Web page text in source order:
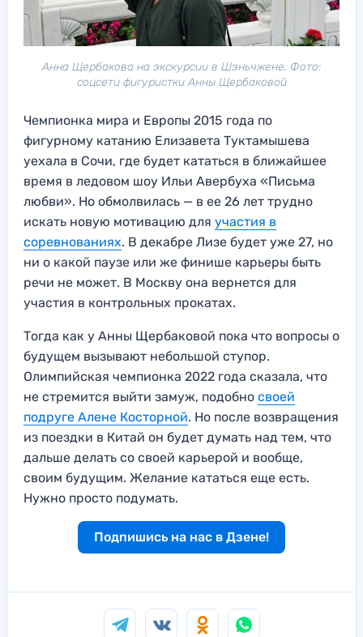
Анна Щербакова на экскурсии в Шэньчжене. Фото:
соцсети фигуристки Анны Щербаковой
Чемпионка мира и Европы 2015 года по
фигурному катанию Елизавета Туктамышева
уехала в Сочи, где будет кататься в ближайшее
время в ледовом шоу Ильи Авербуха «Письма
любви». Но обмолвилась — в ее 26 лет трудно
искать новую мотивацию для участия в
соревнованиях. В декабре Лизе будет уже 27, но
ни о какой паузе или же финише карьеры быть
речи не может. В Москву она вернется для
участия в контрольных прокатах.
Тогда как у Анны Щербаковой пока что вопросы о
будущем вызывают небольшой ступор.
Олимпийская чемпионка 2022 года сказала, что
не стремится выйти замуж, подобно своей
подруге Алене Косторной. Но после возвращения
из поездки в Китай он будет думать над тем, что
дальше делать со своей карьерой и вообще,
своим будущим. Желание кататься еще есть.
Нужно просто подумать.
Подпишись на нас в Дзене!